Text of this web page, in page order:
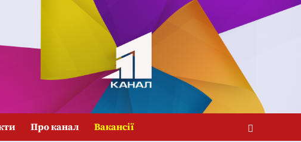
Про канал Вакансії